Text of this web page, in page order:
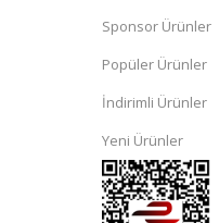
Sponsor Ürünler
Popüler Ürünler
İndirimli Ürünler
Yeni Ürünler